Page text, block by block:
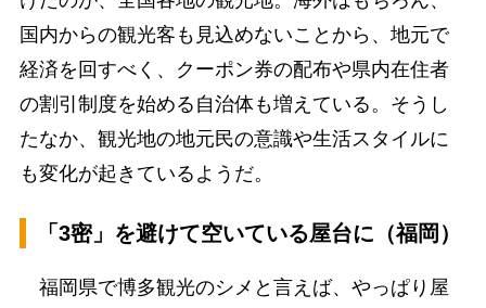
国内からの観光客も見込めないことから、地元で
経済を回すべく、クーポン券の配布や県内在住者
の割引制度を始める自治体も増えている。そうし
たなか、観光地の地元民の意識や生活スタイルに
も変化が起きているようだ。
「3密」を避けて空いている屋台に（福岡）
福岡県で博多観光のシメと言えば、やっぱり屋